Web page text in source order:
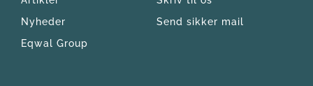
Nyheder
Eqwal Group
Send sikker mail